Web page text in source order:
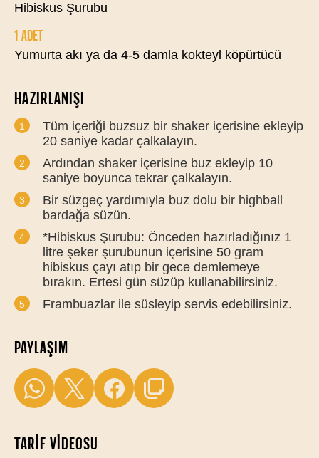
Hibiskus Şurubu
1 ADET
Yumurta akı ya da 4-5 damla kokteyl köpürtücü
HAZIRLANIŞI
Tüm içeriği buzsuz bir shaker içerisine ekleyip
20 saniye kadar çalkalayın.
Ardından shaker içerisine buz ekleyip 10
saniye boyunca tekrar çalkalayın.
Bir süzgeç yardımıyla buz dolu bir highball
bardağa süzün.
*Hibiskus Şurubu: Önceden hazırladığınız 1
litre şeker şurubunun içerisine 50 gram
hibiskus çayı atıp bir gece demlemeye
bırakın. Ertesi gün süzüp kullanabilirsiniz.
Frambuazlar ile süsleyip servis edebilirsiniz.
PAYLAŞIM
TARIF VIDEOSU